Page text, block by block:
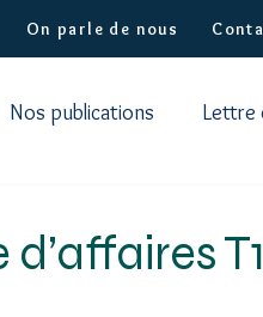
On parle de nous
Nos publications Lettre